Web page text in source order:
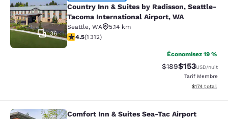
36
Country Inn & Suites by Radisson, Seattle-
Tacoma International Airport, WA
Seattle, WA
5.14 km
4.45 étoiles. Excellent. 1312 commentaires
4.5(1 312)
Économisez 19 %
Tarif barré :
$189Tarif réduit :
$153USD/nuit
Tarif Membre
Afficher les
$174 total
Comfort Inn & Suites Sea-Tac Airport